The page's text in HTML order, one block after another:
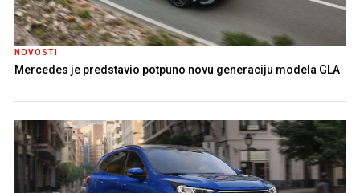
NOVOSTI
Mercedes je predstavio potpuno novu generaciju modela GLA